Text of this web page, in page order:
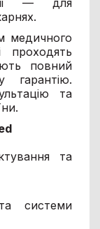
— для
медичного
проходять
повний
гарантію.
та
та
системи